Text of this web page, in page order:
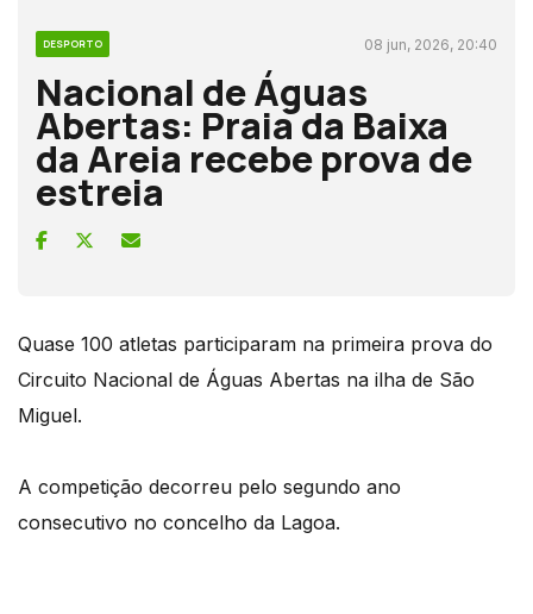
DESPORTO 08 jun, 2026, 20:40
Nacional de Águas
Abertas: Praia da Baixa
da Areia recebe prova de
estreia
Quase 100 atletas participaram na primeira prova do
Circuito Nacional de Águas Abertas na ilha de São
Miguel.
A competição decorreu pelo segundo ano
consecutivo no concelho da Lagoa.